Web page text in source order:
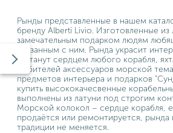
Рынды представленные в нашем
бренду Alberti Livio. Изготовленные из
замечательным подарком людям
связанным с ним. Рында украсит
и станут сердцем любого корабля,
любителей аксессуаров морской
предметов интерьера и подарков
купить высококачесвенные
выполнены из латуни под строгим
Морской колокол – сердце корабля,
продаётся или ремонтируется,
традиции не меняется.